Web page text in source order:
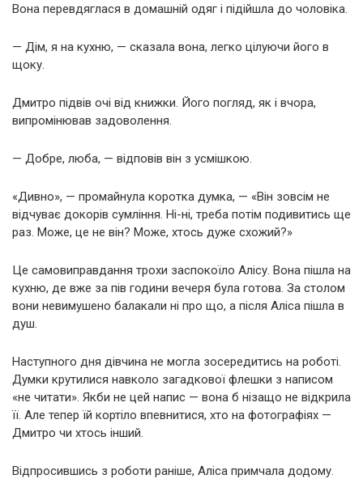
Вона перевдяглася в домашній одяг і підійшла до чоловіка.
— Дім, я на кухню, — сказала вона, легко цілуючи його в
щоку.
Дмитро підвів очі від книжки. Його погляд, як і вчора,
випромінював задоволення.
— Добре, люба, — відповів він з усмішкою.
«Дивно», — промайнула коротка думка, — «Він зовсім не
відчуває докорів сумління. Ні-ні, треба потім подивитись ще
раз. Може, це не він? Може, хтось дуже схожий?»
Це самовиправдання трохи заспокоїло Алісу. Вона пішла на
кухню, де вже за пів години вечеря була готова. За столом
вони невимушено балакали ні про що, а після Аліса пішла в
душ.
Наступного дня дівчина не могла зосередитись на роботі.
Думки крутилися навколо загадкової флешки з написом
«не читати». Якби не цей напис — вона б нізащо не відкрила
її. Але тепер їй кортіло впевнитися, хто на фотографіях —
Дмитро чи хтось інший.
Відпросившись з роботи раніше, Аліса примчала додому.